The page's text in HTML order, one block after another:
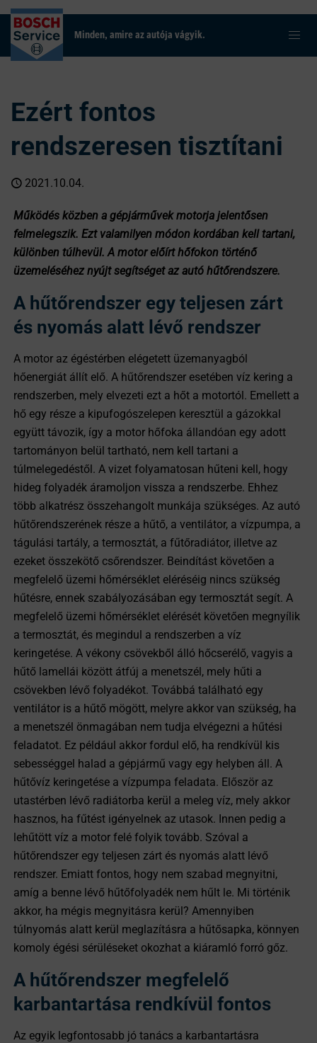
Minden, amire az autója vágyik.
Ezért fontos
rendszeresen tisztítani
2021.10.04.
Működés közben a gépjárművek motorja jelentősen
felmelegszik. Ezt valamilyen módon kordában kell tartani,
különben túlhevül. A motor előírt hőfokon történő
üzemeléséhez nyújt segítséget az autó hűtőrendszere.
A hűtőrendszer egy teljesen zárt
és nyomás alatt lévő rendszer
A motor az égéstérben elégetett üzemanyagból
hőenergiát állít elő. A hűtőrendszer esetében víz kering a
rendszerben, mely elvezeti ezt a hőt a motortól. Emellett a
hő egy része a kipufogószelepen keresztül a gázokkal
együtt távozik, így a motor hőfoka állandóan egy adott
tartományon belül tartható, nem kell tartani a
túlmelegedéstől. A vizet folyamatosan hűteni kell, hogy
hideg folyadék áramoljon vissza a rendszerbe. Ehhez
több alkatrész összehangolt munkája szükséges. Az autó
hűtőrendszerének része a hűtő, a ventilátor, a vízpumpa, a
tágulási tartály, a termosztát, a fűtőradiátor, illetve az
ezeket összekötő csőrendszer. Beindítást követően a
megfelelő üzemi hőmérséklet eléréséig nincs szükség
hűtésre, ennek szabályozásában egy termosztát segít. A
megfelelő üzemi hőmérséklet elérését követően megnyílik
a termosztát, és megindul a rendszerben a víz
keringetése. A vékony csövekből álló hőcserélő, vagyis a
hűtő lamellái között átfúj a menetszél, mely hűti a
csövekben lévő folyadékot. Továbbá található egy
ventilátor is a hűtő mögött, melyre akkor van szükség, ha
a menetszél önmagában nem tudja elvégezni a hűtési
feladatot. Ez például akkor fordul elő, ha rendkívül kis
sebességgel halad a gépjármű vagy egy helyben áll. A
hűtővíz keringetése a vízpumpa feladata. Először az
utastérben lévő radiátorba kerül a meleg víz, mely akkor
hasznos, ha fűtést igényelnek az utasok. Innen pedig a
lehűtött víz a motor felé folyik tovább. Szóval a
hűtőrendszer egy teljesen zárt és nyomás alatt lévő
rendszer. Emiatt fontos, hogy nem szabad megnyitni,
amíg a benne lévő hűtőfolyadék nem hűlt le. Mi történik
akkor, ha mégis megnyitásra kerül? Amennyiben
túlnyomás alatt kerül meglazításra a hűtősapka, könnyen
komoly égési sérüléseket okozhat a kiáramló forró gőz.
A hűtőrendszer megfelelő
karbantartása rendkívül fontos
Az egyik legfontosabb jó tanács a karbantartásra